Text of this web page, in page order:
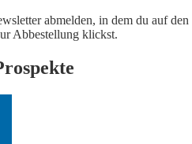
abmelden, in dem du auf den
Abbestellung klickst.